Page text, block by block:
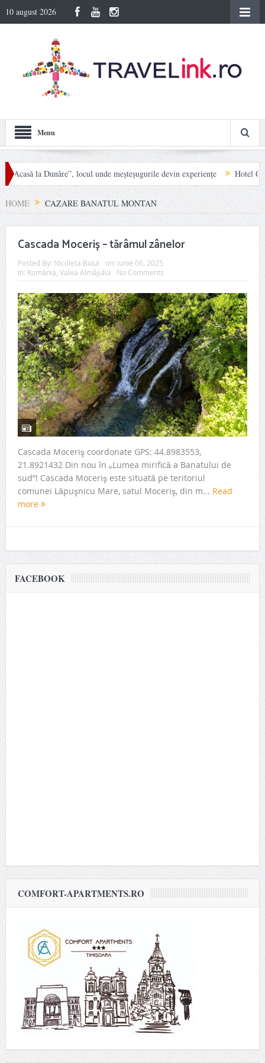
10 august 2026
Menu
la Dunăre”, locul unde meșteșugurile devin experiențe
Hotel Carpat
Rodnei
HOME CAZARE BANATUL MONTAN
Cascada Moceriș – tărâmul zânelor
Posted By: Nicoleta Busa on: iunie 06, 2025
In: România, Valea Almăjului No Comments
Cascada Moceriş coordonate GPS: 44.8983553,
21.8921432 Din nou în „Lumea mirifică a Banatului de
sud”! Cascada Moceriş este situată pe teritoriul
comunei Lăpuşnicu Mare, satul Moceriş, din m... Read
more
FACEBOOK
COMFORT-APARTMENTS.RO